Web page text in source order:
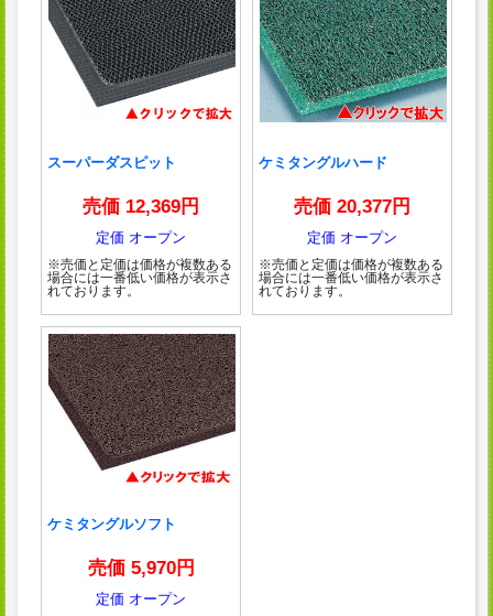
スーパーダスピット
売価 12,369円
定価 オープン
※売価と定価は価格が複数ある
場合には一番低い価格が表示さ
れております。
ケミタングルハード
売価 20,377円
定価 オープン
※売価と定価は価格が複数ある
場合には一番低い価格が表示さ
れております。
ケミタングルソフト
売価 5,970円
定価 オープン